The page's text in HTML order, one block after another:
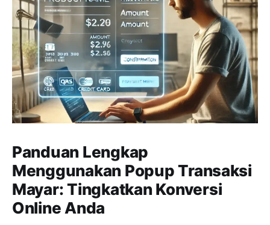
Panduan Lengkap
Menggunakan Popup Transaksi
Mayar: Tingkatkan Konversi
Online Anda